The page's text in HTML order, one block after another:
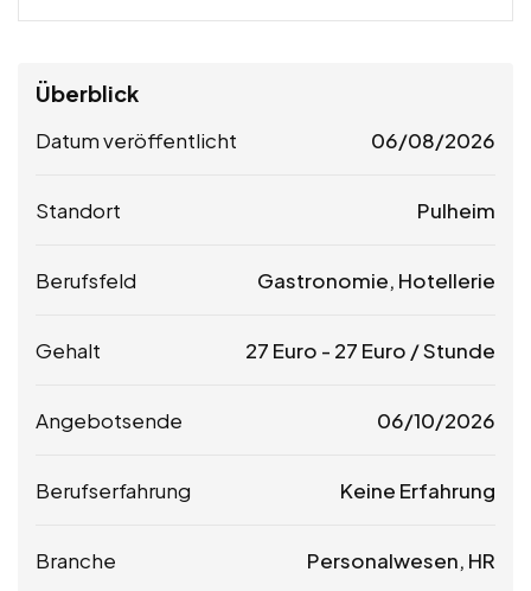
Überblick
Datum veröffentlicht 06/08/2026
Standort Pulheim
Berufsfeld Gastronomie, Hotellerie
Gehalt 27 Euro - 27 Euro / Stunde
Angebotsende 06/10/2026
Berufserfahrung Keine Erfahrung
Branche Personalwesen, HR